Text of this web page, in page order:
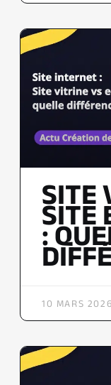
SITE
SITE
:
10 MARS 2026